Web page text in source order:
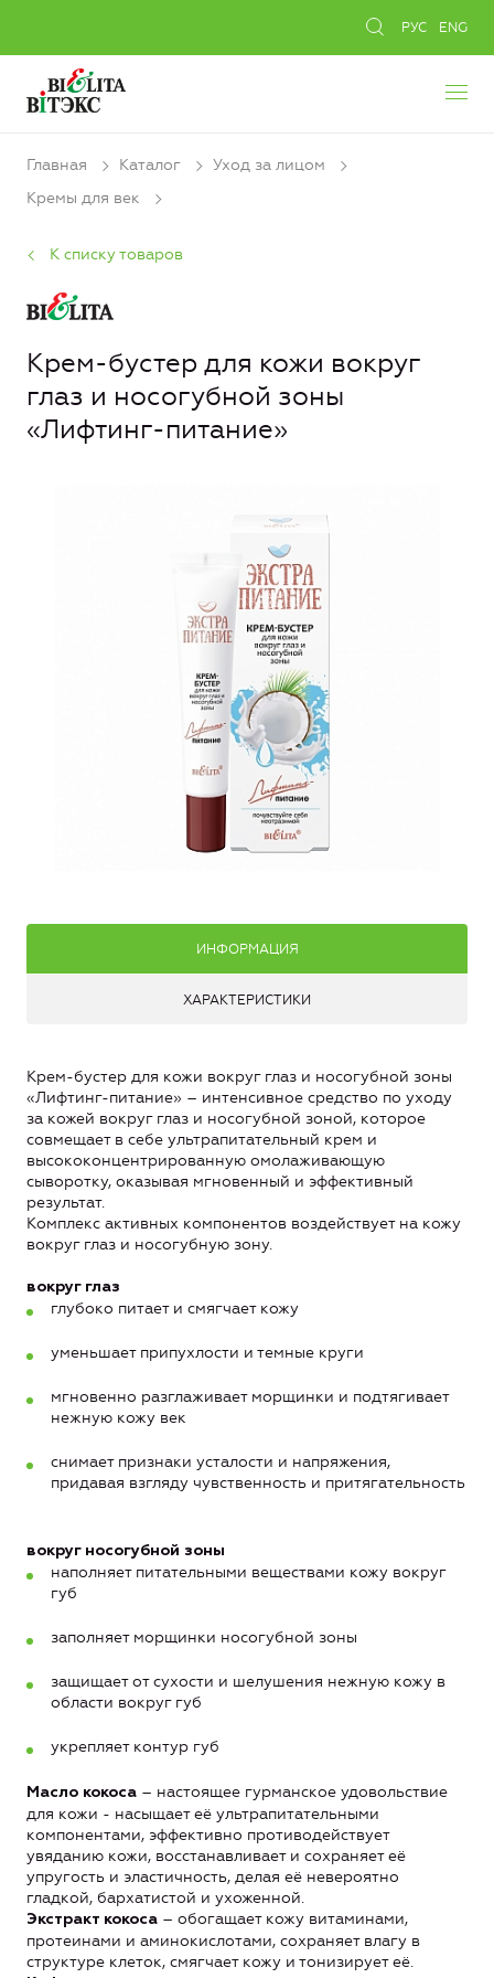
РУС ENG
Главная Каталог
Уход за лицом
Кремы для век
К списку товаров
Крем-бустер для кожи вокруг
глаз и носогубной зоны
«Лифтинг-питание»
ИНФОРМАЦИЯ
ХАРАКТЕРИСТИКИ
Крем-бустер для кожи вокруг глаз и носогубной зоны
«Лифтинг-питание» – интенсивное средство по уходу
за кожей вокруг глаз и носогубной зоной, которое
совмещает в себе ультрапитательный крем и
высококонцентрированную омолаживающую
сыворотку, оказывая мгновенный и эффективный
результат.
Комплекс активных компонентов воздействует на кожу
вокруг глаз и носогубную зону.
вокруг глаз
глубоко питает и смягчает кожу
уменьшает припухлости и темные круги
мгновенно разглаживает морщинки и подтягивает
нежную кожу век
снимает признаки усталости и напряжения,
придавая взгляду чувственность и притягательность
вокруг носогубной зоны
наполняет питательными веществами кожу вокруг
губ
заполняет морщинки носогубной зоны
защищает от сухости и шелушения нежную кожу в
области вокруг губ
укрепляет контур губ
Масло кокоса – настоящее гурманское удовольствие
для кожи - насыщает её ультрапитательными
компонентами, эффективно противодействует
увяданию кожи, восстанавливает и сохраняет её
упругость и эластичность, делая её невероятно
гладкой, бархатистой и ухоженной.
Экстракт кокоса – обогащает кожу витаминами,
протеинами и аминокислотами, сохраняет влагу в
структуре клеток, смягчает кожу и тонизирует её.